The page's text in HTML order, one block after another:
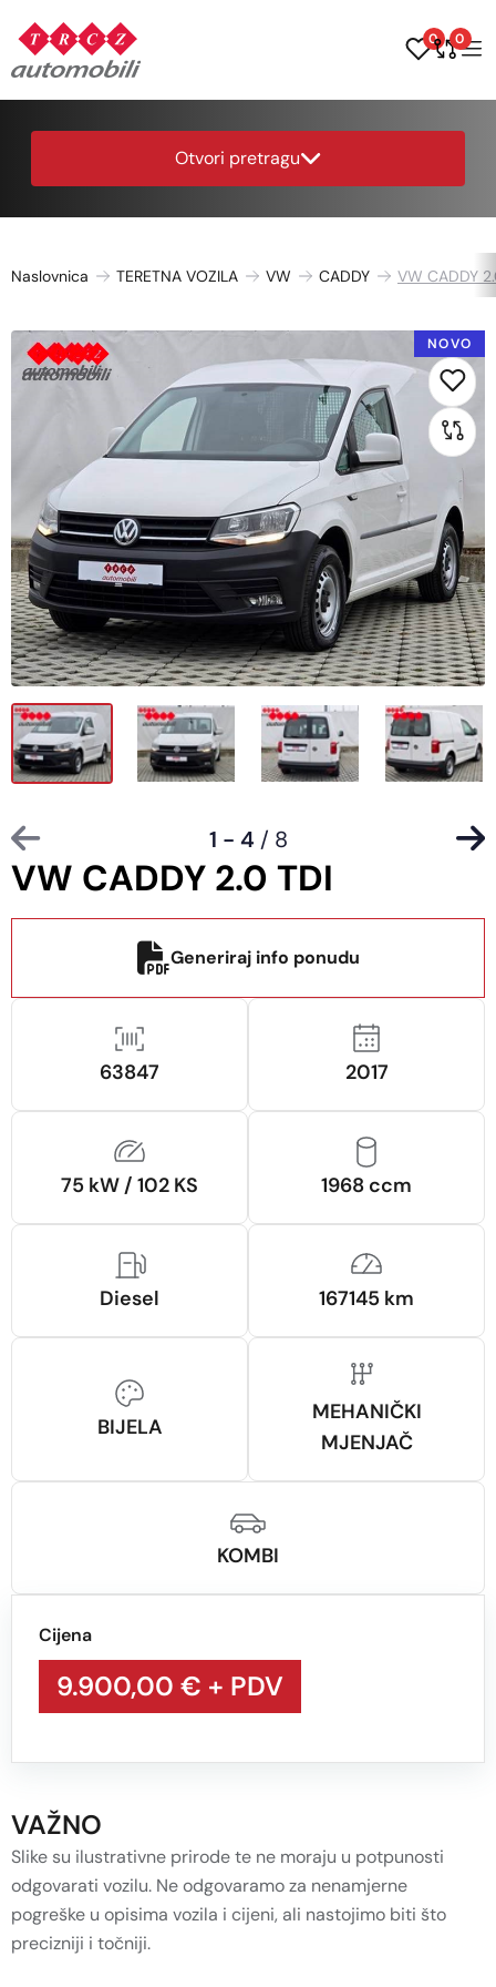
0 0
Otvori pretragu
Naslovnica TERETNA VOZILA VW CADDY VW CADDY
VW CADDY 2.0 TDI
NOVO
1 - 4 / 8
Cijena
9.900,00 € + PDV
Generiraj info ponudu
63847 2017
75 kW / 102 KS 1968 ccm
Diesel 167145 km
BIJELA
MEHANIČKI
MJENJAČ
KOMBI
VAŽNO
Slike su ilustrativne prirode te ne moraju u potpunosti
odgovarati vozilu. Ne odgovaramo za nenamjerne
pogreške u opisima vozila i cijeni, ali nastojimo biti što
precizniji i točniji.